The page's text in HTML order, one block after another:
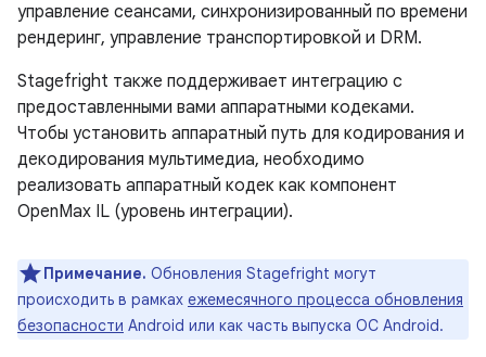
управление сеансами, синхронизированный по времени
рендеринг, управление транспортировкой и DRM.
Stagefright также поддерживает интеграцию с
предоставленными вами аппаратными кодеками.
Чтобы установить аппаратный путь для кодирования и
декодирования мультимедиа, необходимо
реализовать аппаратный кодек как компонент
OpenMax IL (уровень интеграции).
Примечание. Обновления Stagefright могут
происходить в рамках ежемесячного процесса обновления
безопасности Android или как часть выпуска ОС Android.